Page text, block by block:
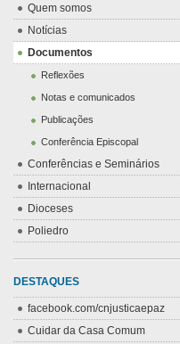
Quem somos
Notícias
Documentos
Reflexões
Notas e comunicados
Publicações
Conferência Episcopal
Conferências e Seminários
Internacional
Dioceses
Poliedro
DESTAQUES
facebook.com/cnjusticaepaz
Cuidar da Casa Comum